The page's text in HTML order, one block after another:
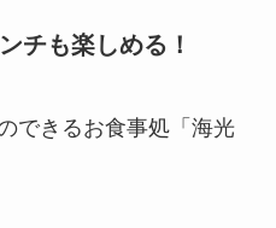
チも楽しめる！
できるお食事処「海光